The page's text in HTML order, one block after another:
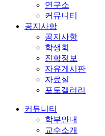
연구소
커뮤니티
공지사항
공지사항
학생회
진학정보
자유게시판
자료실
포토갤러리
커뮤니티
학부안내
교수소개